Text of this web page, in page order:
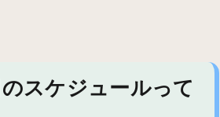
スケジュールって